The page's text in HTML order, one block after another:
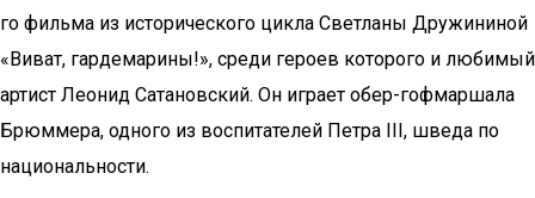
го фильма из исторического цикла Светланы Дружининой
«Виват, гардемарины!», среди героев которого и любимый
артист Леонид Сатановский. Он играет обер-гофмаршала
Брюммера, одного из воспитателей Петра III, шведа по
национальности.